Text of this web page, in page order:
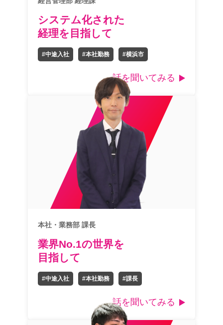
システム化された
経理を目指して
#中途入社 #本社勤務 #横浜市
話を聞いてみる
本社・業務部 課長
業界No.1の世界を
目指して
#中途入社 #本社勤務 #課長
話を聞いてみる